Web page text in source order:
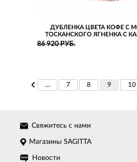
ДУБЛЕНКА ЦВЕТА КОФЕ С
ТОСКАНСКОГО ЯГНЕНКА С
ДЕКОРАТИВНОЙ
86 920 РУБ.
... 7 8 9 10
Свяжитесь с нами
Магазины SAGITTA
Новости